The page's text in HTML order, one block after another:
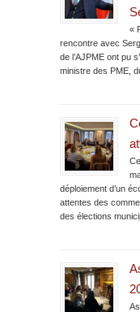
«
rencontre avec
de l’AJPME ont pu
ministre des PME,
déploiement d’un
attentes des
des élections